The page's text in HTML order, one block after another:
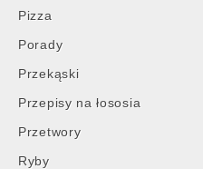
Pizza
Porady
Przekąski
Przepisy na łososia
Przetwory
Ryby